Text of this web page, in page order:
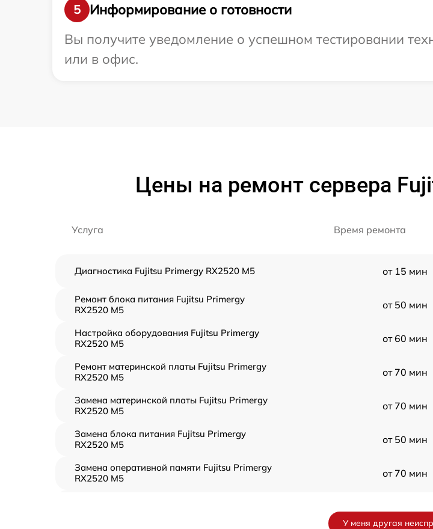
5
Информирование о готовности
Вы получите уведомление о успешном тестировании
или в офис.
Цены на ремонт сервера
Услуга Время ремонта
Диагностика Fujitsu Primergy RX2520 M5 от 15 мин
Ремонт блока питания Fujitsu Primergy
RX2520 M5
от 50 мин
Настройка оборудования Fujitsu Primergy
RX2520 M5
от 60 мин
Ремонт материнской платы Fujitsu Primergy
RX2520 M5
от 70 мин
Замена материнской платы Fujitsu Primergy
RX2520 M5
от 70 мин
Замена блока питания Fujitsu Primergy
RX2520 M5
от 50 мин
Замена оперативной памяти Fujitsu Primergy
RX2520 M5
от 70 мин
У меня другая